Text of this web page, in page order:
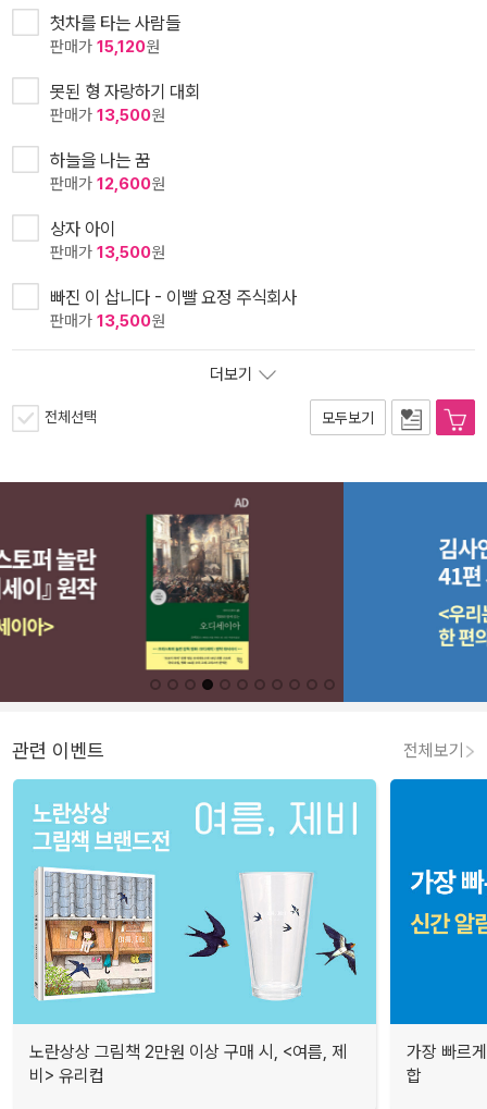
첫차를 타는 사람들
판매가 15,120원
못된 형 자랑하기 대회
판매가 13,500원
하늘을 나는 꿈
판매가 12,600원
상자 아이
판매가 13,500원
빠진 이 삽니다 - 이빨 요정 주식회사
판매가 13,500원
더보기
전체선택 모두보기
관련 이벤트 전체보기
노란상상 그림책 2만원 이상 구매 시, <여름, 제
비> 유리컵
가장 빠르
합